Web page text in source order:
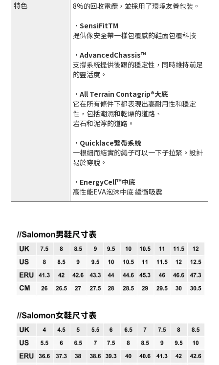
特色
8%的回收電纜，並採用了環境友善包裝。
．SensiFitTM
提供像安全帶一樣包覆感的鞋面包覆科技
．AdvancedChassis™
支撐系統提供後跟的穩定性，同時維持前足
的靈活度。
．All Terrain Contagrip®大底
它在所有條件下都表現出高耐用性和穩定
性，包括潮濕和乾燥的道路、
岩石和泥濘的道路。
．Quicklace繫帶系統
一根細而結實的繩子可以一下子拉緊。設計
易於穿脫。
．EnergyCell™中底
高性能EVA泡沫中底 緩衝吸震